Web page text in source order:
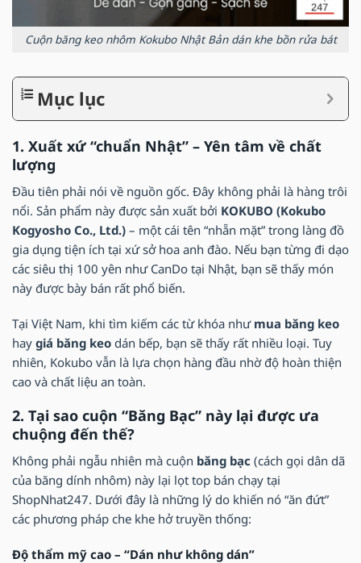
Cuộn băng keo nhôm Kokubo Nhật Bản dán khe bồn rửa bát
Mục lục
1. Xuất xứ “chuẩn Nhật” – Yên tâm về chất
lượng
Đầu tiên phải nói về nguồn gốc. Đây không phải là hàng trôi
nổi. Sản phẩm này được sản xuất bởi KOKUBO (Kokubo
Kogyosho Co., Ltd.) – một cái tên “nhẵn mặt” trong làng đồ
gia dụng tiện ích tại xứ sở hoa anh đào. Nếu bạn từng đi dạo
các siêu thị 100 yên như CanDo tại Nhật, bạn sẽ thấy món
này được bày bán rất phổ biến.
Tại Việt Nam, khi tìm kiếm các từ khóa như mua băng keo
hay giá băng keo dán bếp, bạn sẽ thấy rất nhiều loại. Tuy
nhiên, Kokubo vẫn là lựa chọn hàng đầu nhờ độ hoàn thiện
cao và chất liệu an toàn.
2. Tại sao cuộn “Băng Bạc” này lại được ưa
chuộng đến thế?
Không phải ngẫu nhiên mà cuộn băng bạc (cách gọi dân dã
của băng dính nhôm) này lại lọt top bán chạy tại
ShopNhat247. Dưới đây là những lý do khiến nó “ăn đứt”
các phương pháp che khe hở truyền thống:
Độ thẩm mỹ cao – “Dán như không dán”